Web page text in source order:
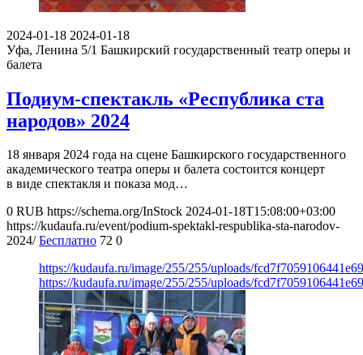
2024-01-18 2024-01-18
Уфа, Ленина 5/1 Башкирский государственный театр оперы и
балета
Подиум-спектакль «Республика ста
народов» 2024
18 января 2024 года на сцене Башкирского государственного
академического театра оперы и балета состоится концерт
в виде спектакля и показа мод…
0 RUB https://schema.org/InStock 2024-01-18T15:08:00+03:00
https://kudaufa.ru/event/podium-spektakl-respublika-sta-narodov-
2024/ Бесплатно 72 0
https://kudaufa.ru/image/255/255/uploads/
https://kudaufa.ru/image/255/255/uploads/